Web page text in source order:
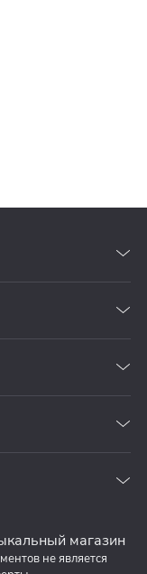
не является